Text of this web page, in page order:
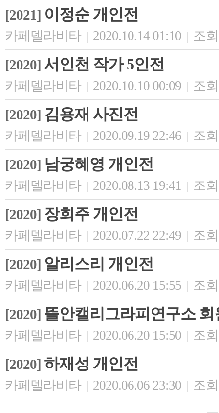
[2021] 이정순 개인전
카페델라비타 | 2020.10.14 01:10 | 조
[2020] 서인천 작가 5인전
카페델라비타 | 2020.10.10 00:09 | 조
[2020] 김용재 사진전
카페델라비타 | 2020.09.19 22:46 | 조
[2020] 남궁혜영 개인전
카페델라비타 | 2020.08.13 19:41 | 조
[2020] 장희주 개인전
카페델라비타 | 2020.07.22 22:49 | 조
[2020] 알리스리 개인전
카페델라비타 | 2020.06.20 15:55 | 조
[2020] 뜰안캘리그라피연구소 회
카페델라비타 | 2020.06.20 15:50 | 조
[2020] 하재성 개인전
카페델라비타 | 2020.06.06 23:30 | 조